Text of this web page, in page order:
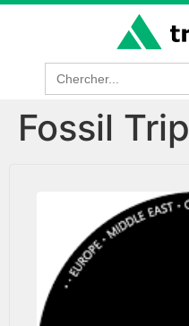
Search
for:
Fossil Trip